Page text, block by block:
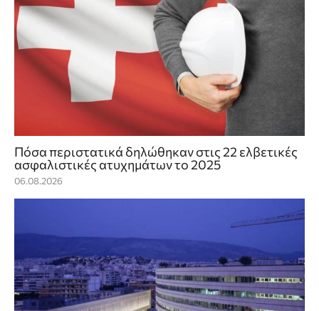
Πόσα περιστατικά δηλώθηκαν στις 22 ελβετικές
ασφαλιστικές ατυχημάτων το 2025
06.08.2026